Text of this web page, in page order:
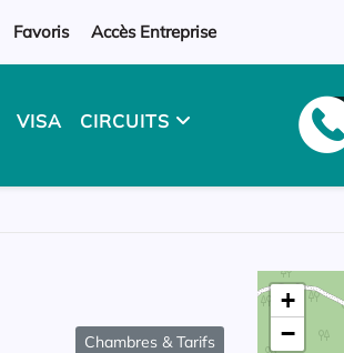
Favoris Accès Entreprise
VISA CIRCUITS
Chambres & Tarifs
+
−